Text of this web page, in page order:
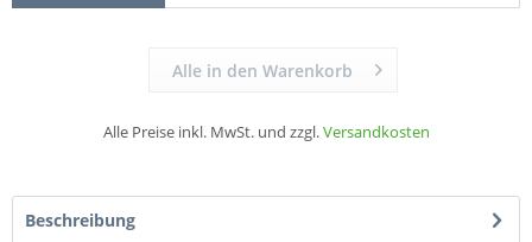
Alle Preise inkl. MwSt. und zzgl.Versandkosten
Alle in den Warenkorb
Beschreibung